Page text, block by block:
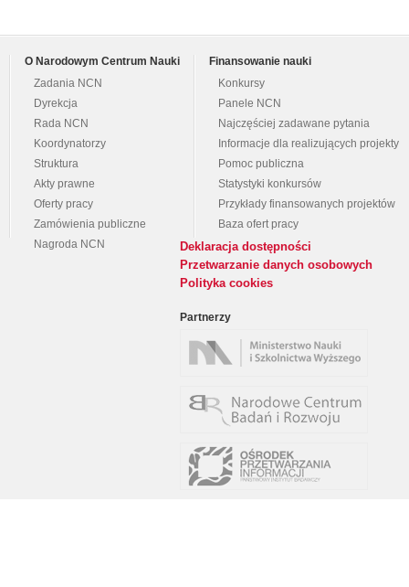
O Narodowym Centrum Nauki
Zadania NCN
Dyrekcja
Rada NCN
Koordynatorzy
Struktura
Akty prawne
Oferty pracy
Zamówienia publiczne
Nagroda NCN
Finansowanie nauki
Konkursy
Panele NCN
Najczęściej zadawane pytania
Informacje dla realizujących projekty
Pomoc publiczna
Statystyki konkursów
Przykłady finansowanych projektów
Baza ofert pracy
Deklaracja dostępności
Przetwarzanie danych osobowych
Polityka cookies
Partnerzy